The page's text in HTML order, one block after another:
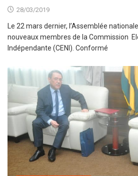
28/03/2019
Le 22 mars dernier, l’Assemblée
nouveaux membres de la Commission
Indépendante (CENI). Conformé